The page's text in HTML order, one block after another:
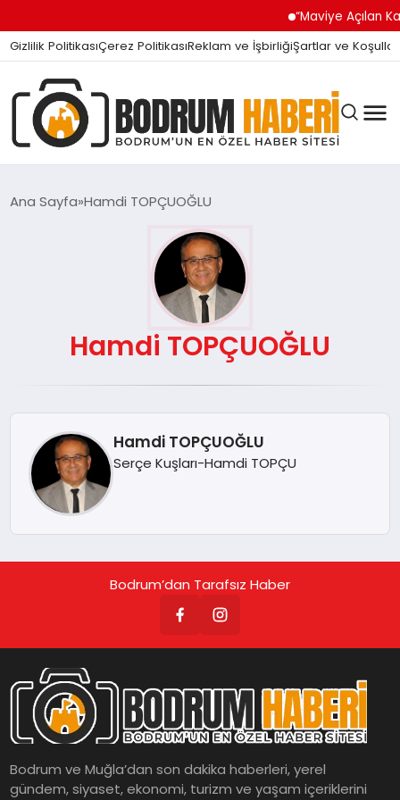
“Maviye Açılan
Gizlilik PolitikasıÇerez PolitikasıReklam ve İşbirliğiŞartlar ve Koşullar
KÖŞE YAZILARI
YAŞAM
MUĞLA
☰
Ana Sayfa Hamdi TOPÇUOĞLU
Hamdi TOPÇUOĞLU
Hamdi TOPÇUOĞLU
Serçe Kuşları-Hamdi TOPÇU
Bodrum’dan Tarafsız Haber
Bodrum ve Muğla’dan son dakika haberleri, yerel
gündem, siyaset, ekonomi, turizm ve yaşam içeriklerini